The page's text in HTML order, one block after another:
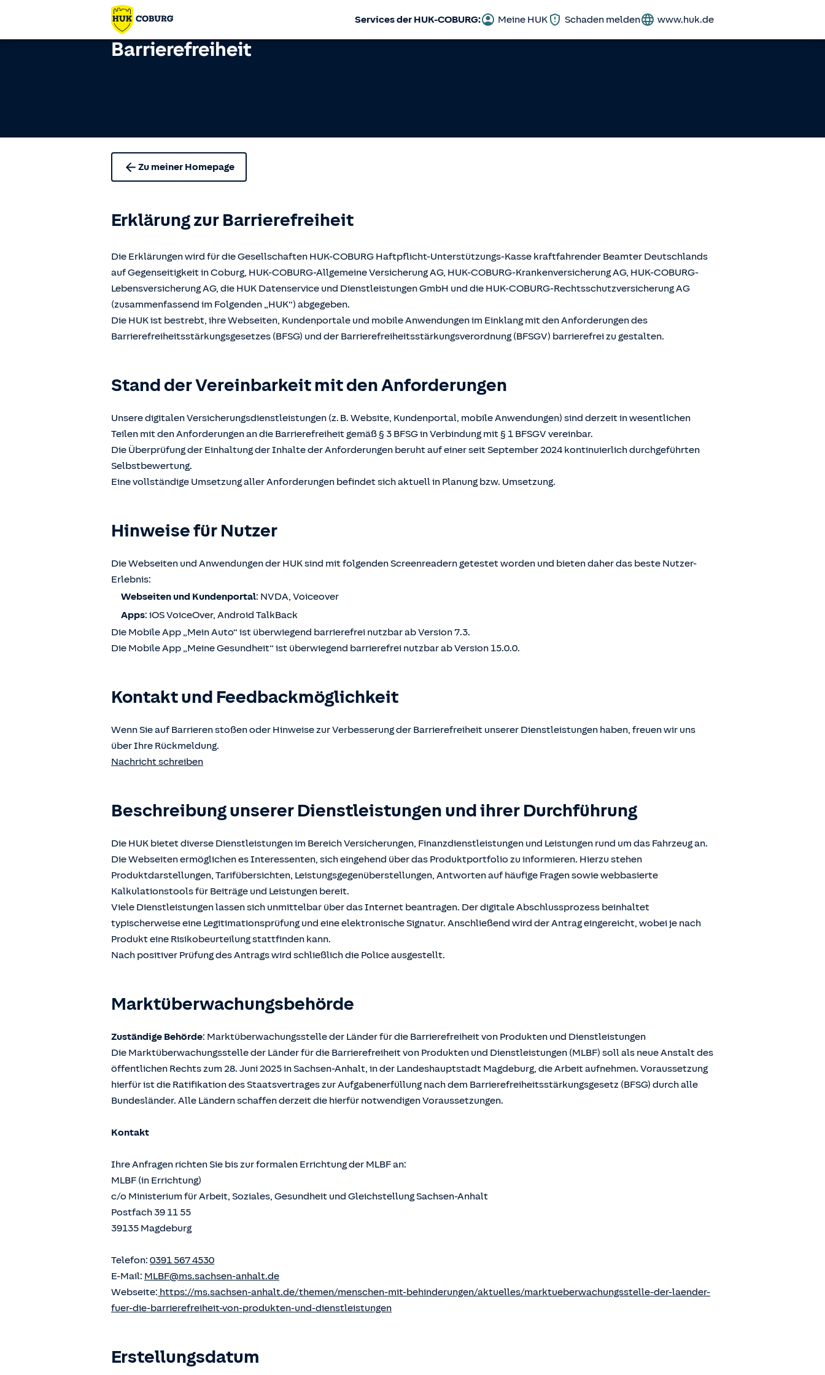
Services der HUK-COBURG: Meine HUK Schaden melden www.huk.de
Barrierefreiheit
Zu meiner Homepage
Erklärung zur Barrierefreiheit
Die Erklärungen wird für die Gesellschaften HUK-COBURG Haftpflicht-Unterstützungs-Kasse kraftfahrender Beamter Deutschlands
auf Gegenseitigkeit in Coburg, HUK-COBURG-Allgemeine Versicherung AG, HUK-COBURG-Krankenversicherung AG, HUK-COBURG-
Lebensversicherung AG, die HUK Datenservice und Dienstleistungen GmbH und die HUK-COBURG-Rechtsschutzversicherung AG
(zusammenfassend im Folgenden „HUK“) abgegeben.
Die HUK ist bestrebt, ihre Webseiten, Kundenportale und mobile Anwendungen im Einklang mit den Anforderungen des
Barrierefreiheitsstärkungsgesetzes (BFSG) und der Barrierefreiheitsstärkungsverordnung (BFSGV) barrierefrei zu gestalten.
Stand der Vereinbarkeit mit den Anforderungen
Unsere digitalen Versicherungsdienstleistungen (z. B. Website, Kundenportal, mobile Anwendungen) sind derzeit in wesentlichen
Teilen mit den Anforderungen an die Barrierefreiheit gemäß § 3 BFSG in Verbindung mit § 1 BFSGV vereinbar.
Die Überprüfung der Einhaltung der Inhalte der Anforderungen beruht auf einer seit September 2024 kontinuierlich durchgeführten
Selbstbewertung.
Eine vollständige Umsetzung aller Anforderungen befindet sich aktuell in Planung bzw. Umsetzung.
Hinweise für Nutzer
Die Webseiten und Anwendungen der HUK sind mit folgenden Screenreadern getestet worden und bieten daher das beste Nutzer-
Erlebnis:
Webseiten und Kundenportal: NVDA, Voiceover
Apps: iOS VoiceOver, Android TalkBack
Die Mobile App „Mein Auto“ ist überwiegend barrierefrei nutzbar ab Version 7.3.
Die Mobile App „Meine Gesundheit“ ist überwiegend barrierefrei nutzbar ab Version 15.0.0.
Kontakt und Feedbackmöglichkeit
Wenn Sie auf Barrieren stoßen oder Hinweise zur Verbesserung der Barrierefreiheit unserer Dienstleistungen haben, freuen wir uns
über Ihre Rückmeldung.
Nachricht schreiben
Beschreibung unserer Dienstleistungen und ihrer Durchführung
Die HUK bietet diverse Dienstleistungen im Bereich Versicherungen, Finanzdienstleistungen und Leistungen rund um das Fahrzeug an.
Die Webseiten ermöglichen es Interessenten, sich eingehend über das Produktportfolio zu informieren. Hierzu stehen
Produktdarstellungen, Tarifübersichten, Leistungsgegenüberstellungen, Antworten auf häufige Fragen sowie webbasierte
Kalkulationstools für Beiträge und Leistungen bereit.
Viele Dienstleistungen lassen sich unmittelbar über das Internet beantragen. Der digitale Abschlussprozess beinhaltet
typischerweise eine Legitimationsprüfung und eine elektronische Signatur. Anschließend wird der Antrag eingereicht, wobei je nach
Produkt eine Risikobeurteilung stattfinden kann.
Nach positiver Prüfung des Antrags wird schließlich die Police ausgestellt.
Marktüberwachungsbehörde
Zuständige Behörde: Marktüberwachungsstelle der Länder für die Barrierefreiheit von Produkten und Dienstleistungen
Die Marktüberwachungsstelle der Länder für die Barrierefreiheit von Produkten und Dienstleistungen (MLBF) soll als neue Anstalt des
öffentlichen Rechts zum 28. Juni 2025 in Sachsen-Anhalt, in der Landeshauptstadt Magdeburg, die Arbeit aufnehmen. Voraussetzung
hierfür ist die Ratifikation des Staatsvertrages zur Aufgabenerfüllung nach dem Barrierefreiheitsstärkungsgesetz (BFSG) durch alle
Bundesländer. Alle Ländern schaffen derzeit die hierfür notwendigen Voraussetzungen.
Kontakt
Ihre Anfragen richten Sie bis zur formalen Errichtung der MLBF an:
MLBF (in Errichtung)
c/o Ministerium für Arbeit, Soziales, Gesundheit und Gleichstellung Sachsen-Anhalt
Postfach 39 11 55
39135 Magdeburg
Telefon: 0391 567 4530
E-Mail: MLBF@ms.sachsen-anhalt.de
Webseite: https://ms.sachsen-anhalt.de/themen/menschen-mit-behinderungen/aktuelles/marktueberwachungsstelle-der-laender-
fuer-die-barrierefreiheit-von-produkten-und-dienstleistungen
Erstellungsdatum